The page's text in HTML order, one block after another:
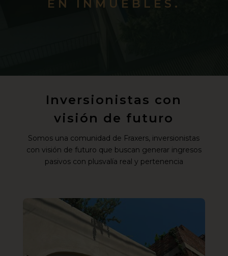
EN INMUEBLES.
Inversionistas con
visión de futuro
Somos una comunidad de Fraxers, inversionistas
con visión de futuro que buscan generar ingresos
pasivos con plusvalía real y pertenencia